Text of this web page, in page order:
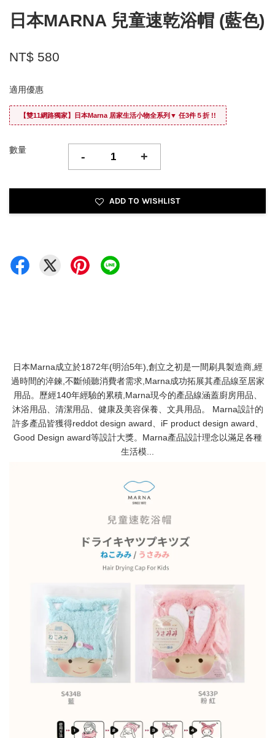
日本MARNA 兒童速乾浴帽 (藍色)
NT$ 580
適用優惠
【雙11網路獨家】日本Marna 居家生活小物全系列▼ 任3件５折 !!
數量 - +
ADD TO WISHLIST
日本Marna成立於1872年(明治5年),創立之初是一間刷具製造商,經
過時間的淬鍊,不斷傾聽消費者需求,Marna成功拓展其產品線至居家
用品。歷經140年經驗的累積,Marna現今的產品線涵蓋廚房用品、
沐浴用品、清潔用品、健康及美容保養、文具用品。 Marna設計的
許多產品皆獲得reddot design award、iF product design award、
Good Design award等設計大獎。Marna產品設計理念以滿足各種
生活模...